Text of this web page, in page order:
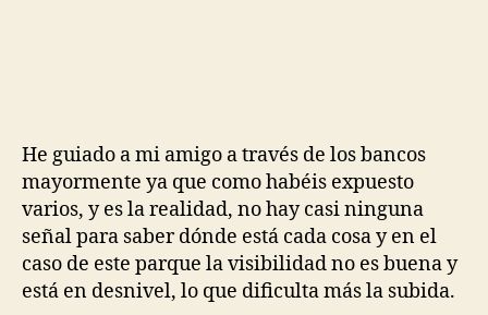
He guiado a mi amigo a través de los bancos
mayormente ya que como habéis expuesto
varios, y es la realidad, no hay casi ninguna
señal para saber dónde está cada cosa y en el
caso de este parque la visibilidad no es buena y
está en desnivel, lo que dificulta más la subida.